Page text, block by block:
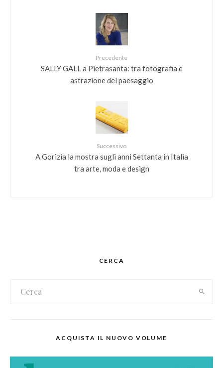
Precedente
SALLY GALL a Pietrasanta: tra fotografia e
astrazione del paesaggio
Successivo
A Gorizia la mostra sugli anni Settanta in Italia
tra arte, moda e design
CERCA
ACQUISTA IL NUOVO VOLUME